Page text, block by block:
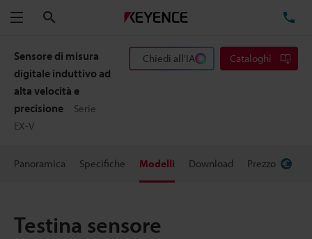
Menu
Sensore di misura
digitale induttivo ad
alta velocità e
precisione
Serie
EX-V
Chiedi all'IA Cataloghi
Panoramica Specifiche Modelli Download Prezzo
Testina sensore